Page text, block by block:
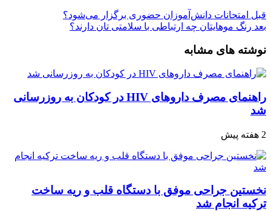
قبل امتحانات دانش‌آموزان حضوری برگزار می‌شود؟
بعد رنگ موهایتان چه ارتباطی با سلامتی تان دارند؟
نوشته های مشابه
راهنمای مصرف داروهای HIV در کودکان به روزرسانی
شد
2 هفته پیش
نخستین جراحی موفق با دستگاه قلب و ریه ساخت
ترکیه انجام شد